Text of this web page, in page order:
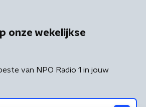
onze wekelijkse
van NPO Radio 1 in jouw